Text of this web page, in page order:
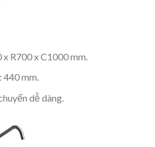
R700 x C1000 mm.
mm.
dễ dàng.